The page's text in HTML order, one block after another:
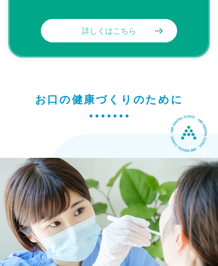
詳しくはこちら
お口の健康づくりのために